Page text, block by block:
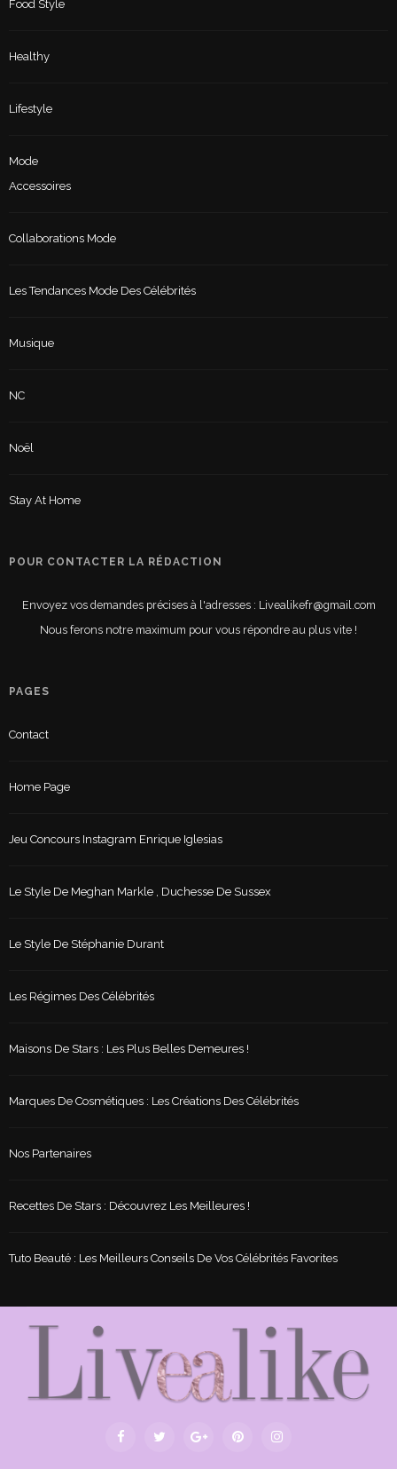
Food Style
Healthy
Lifestyle
Mode
Accessoires
Collaborations Mode
Les Tendances Mode Des Célébrités
Musique
NC
Noël
Stay At Home
POUR CONTACTER LA RÉDACTION
Envoyez vos demandes précises à l'adresses : Livealikefr@gmail.com
Nous ferons notre maximum pour vous répondre au plus vite !
PAGES
Contact
Home Page
Jeu Concours Instagram Enrique Iglesias
Le Style De Meghan Markle , Duchesse De Sussex
Le Style De Stéphanie Durant
Les Régimes Des Célébrités
Maisons De Stars : Les Plus Belles Demeures !
Marques De Cosmétiques : Les Créations Des Célébrités
Nos Partenaires
Recettes De Stars : Découvrez Les Meilleures !
Tuto Beauté : Les Meilleurs Conseils De Vos Célébrités Favorites